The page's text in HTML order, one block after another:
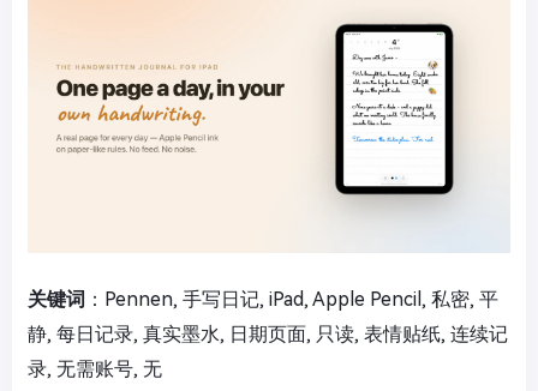
关键词 ：Pennen, 手写日记, iPad, Apple Pencil, 私密, 平
静, 每日记录, 真实墨水, 日期页面, 只读, 表情贴纸, 连续记
录, 无需账号, 无